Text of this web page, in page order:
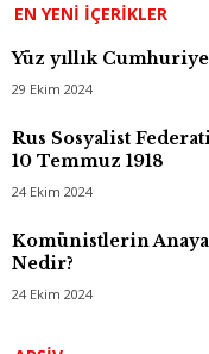
EN YENI İÇERIKLER
Yüz yıllık
29 Ekim 2024
Rus Sosyalist
10 Temmuz 1918
24 Ekim 2024
Komünistlerin
Nedir?
24 Ekim 2024